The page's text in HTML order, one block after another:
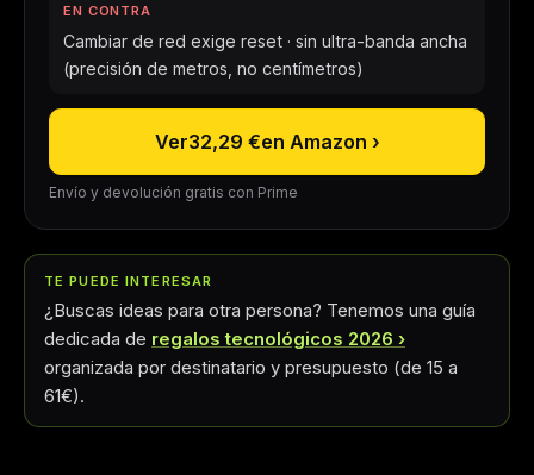
EN CONTRA
Cambiar de red exige reset · sin ultra-banda ancha
(precisión de metros, no centímetros)
Ver32,29 €en Amazon ›
Envío y devolución gratis con Prime
TE PUEDE INTERESAR
¿Buscas ideas para otra persona? Tenemos una guía
dedicada de regalos tecnológicos 2026
organizada por destinatario y presupuesto (de 15 a
61€).